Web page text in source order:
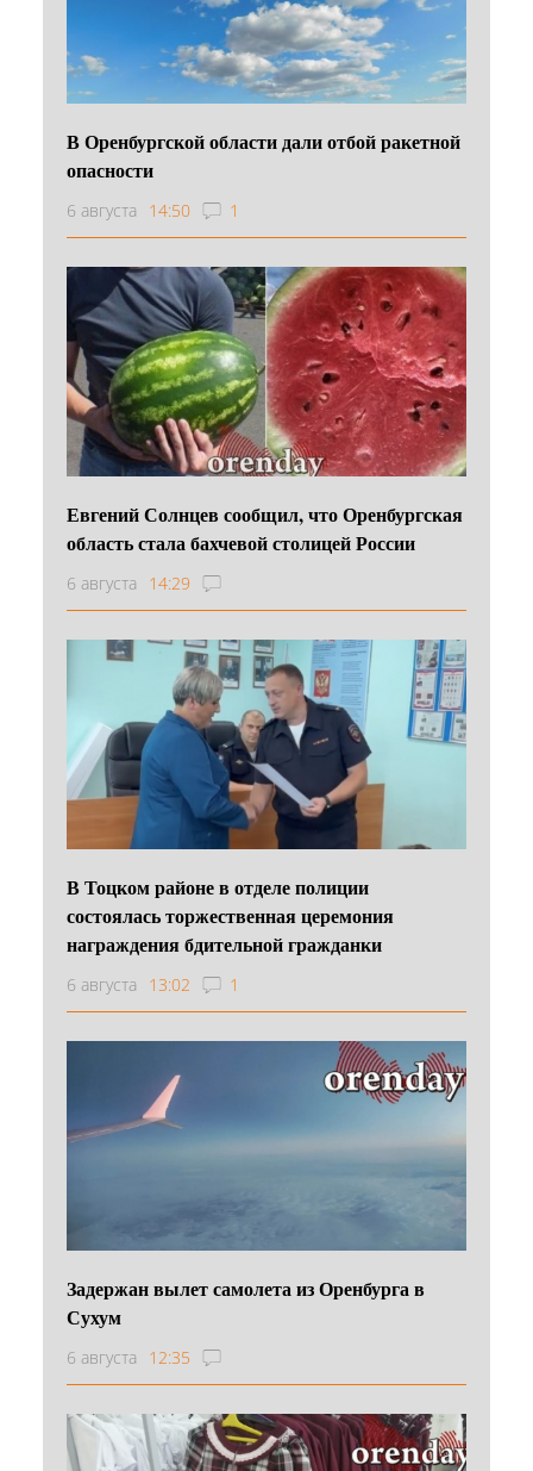
В Оренбургской области дали отбой ракетной
опасности
6 августа 14:50 1
Евгений Солнцев сообщил, что Оренбургская
область стала бахчевой столицей России
6 августа 14:29
В Тоцком районе в отделе полиции
состоялась торжественная церемония
награждения бдительной гражданки
6 августа 13:02 1
Задержан вылет самолета из Оренбурга в
Сухум
6 августа 12:35